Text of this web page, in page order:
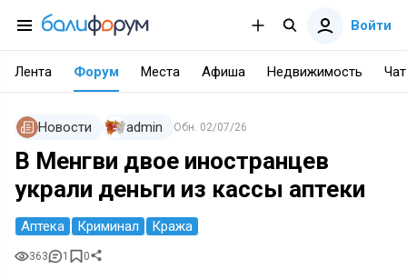
Войти
Лента Форум Места Афиша Недвижимость Чат
Новости admin Обн. 02/07/26
В Менгви двое иностранцев
украли деньги из кассы аптеки
Аптека Криминал Кража
363 1 0